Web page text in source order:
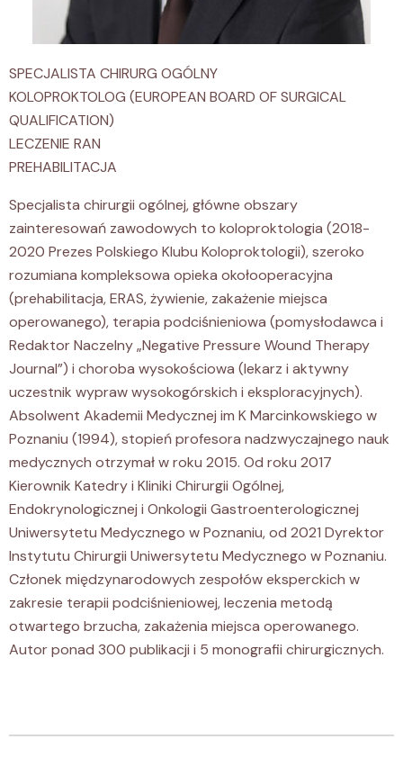
SPECJALISTA CHIRURG OGÓLNY
KOLOPROKTOLOG (EUROPEAN BOARD OF SURGICAL
QUALIFICATION)
LECZENIE RAN
PREHABILITACJA
Specjalista chirurgii ogólnej, główne obszary
zainteresowań zawodowych to koloproktologia (2018-
2020 Prezes Polskiego Klubu Koloproktologii), szeroko
rozumiana kompleksowa opieka okołooperacyjna
(prehabilitacja, ERAS, żywienie, zakażenie miejsca
operowanego), terapia podciśnieniowa (pomysłodawca i
Redaktor Naczelny „Negative Pressure Wound Therapy
Journal”) i choroba wysokościowa (lekarz i aktywny
uczestnik wypraw wysokogórskich i eksploracyjnych).
Absolwent Akademii Medycznej im K Marcinkowskiego w
Poznaniu (1994), stopień profesora nadzwyczajnego nauk
medycznych otrzymał w roku 2015. Od roku 2017
Kierownik Katedry i Kliniki Chirurgii Ogólnej,
Endokrynologicznej i Onkologii Gastroenterologicznej
Uniwersytetu Medycznego w Poznaniu, od 2021 Dyrektor
Instytutu Chirurgii Uniwersytetu Medycznego w Poznaniu.
Członek międzynarodowych zespołów eksperckich w
zakresie terapii podciśnieniowej, leczenia metodą
otwartego brzucha, zakażenia miejsca operowanego.
Autor ponad 300 publikacji i 5 monografii chirurgicznych.